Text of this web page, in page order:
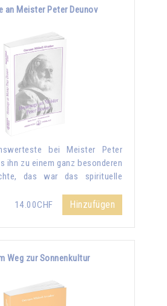
an Meister Peter Deunov
bei Meister Peter
ihn zu einem ganz besonderen
das war das spirituelle
14.00CHF
Hinzufügen
Weg zur Sonnenkultur